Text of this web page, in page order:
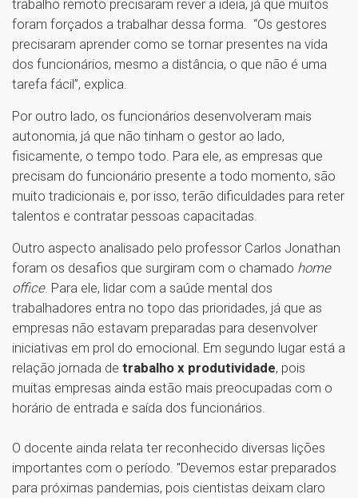
trabalho remoto precisaram rever a ideia, já que muitos
foram forçados a trabalhar dessa forma. “Os gestores
precisaram aprender como se tornar presentes na vida
dos funcionários, mesmo a distância, o que não é uma
tarefa fácil”, explica.
Por outro lado, os funcionários desenvolveram mais
autonomia, já que não tinham o gestor ao lado,
fisicamente, o tempo todo. Para ele, as empresas que
precisam do funcionário presente a todo momento, são
muito tradicionais e, por isso, terão dificuldades para reter
talentos e contratar pessoas capacitadas.
Outro aspecto analisado pelo professor Carlos Jonathan
foram os desafios que surgiram com o chamado home
office. Para ele, lidar com a saúde mental dos
trabalhadores entra no topo das prioridades, já que as
empresas não estavam preparadas para desenvolver
iniciativas em prol do emocional. Em segundo lugar está a
relação jornada de trabalho x produtividade, pois
muitas empresas ainda estão mais preocupadas com o
horário de entrada e saída dos funcionários.
O docente ainda relata ter reconhecido diversas lições
importantes com o período. "Devemos estar preparados
para próximas pandemias, pois cientistas deixam claro